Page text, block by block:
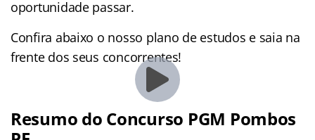
oportunidade passar.
Confira abaixo o nosso plano de estudos e saia na
frente dos seus concorrentes!
Resumo do Concurso PGM Pombos